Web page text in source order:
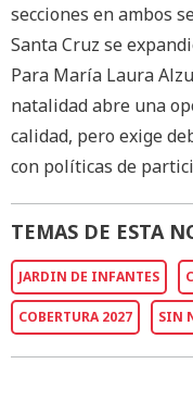
secciones en ambos
Santa Cruz se
Para María Laura
natalidad abre una
calidad, pero exige
con políticas de
TEMAS DE ESTA
JARDIN DE INFANTES
COBERTURA 2027 SIN